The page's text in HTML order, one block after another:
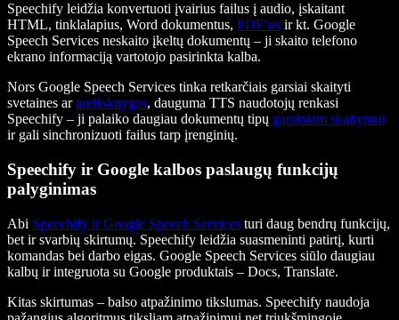
Speechify leidžia konvertuoti įvairius failus į audio, įskaitant
HTML, tinklalapius, Word dokumentus, PDF’us ir kt. Google
Speech Services neskaito įkeltų dokumentų – ji skaito telefono
ekrano informaciją vartotojo pasirinkta kalba.
Nors Google Speech Services tinka retkarčiais garsiai skaityti
svetaines araudioknygas, dauguma TTS naudotojų renkasi
Speechify – ji palaiko daugiau dokumentų tipų garsiniam skaitymui
ir gali sinchronizuoti failus tarp įrenginių.
Speechify ir Google kalbos paslaugų funkcijų
palyginimas
Abi Speechify ir Google Speech Services turi daug bendrų funkcijų,
bet ir svarbių skirtumų. Speechify leidžia suasmeninti patirtį, kurti
komandas bei darbo eigas. Google Speech Services siūlo daugiau
kalbų ir integruota su Google produktais – Docs, Translate.
Kitas skirtumas – balso atpažinimo tikslumas. Speechify naudoja